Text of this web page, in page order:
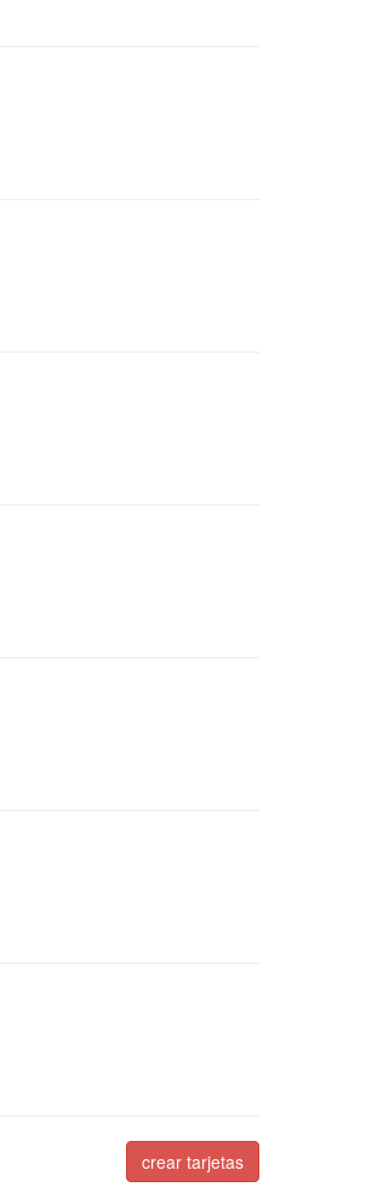
crear tarjetas